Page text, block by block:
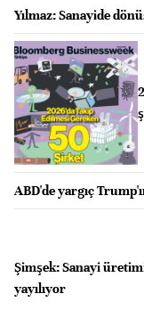
Yılmaz: Sanayide
ABD'de yargıç
Şimşek: Sanayi
yayılıyor